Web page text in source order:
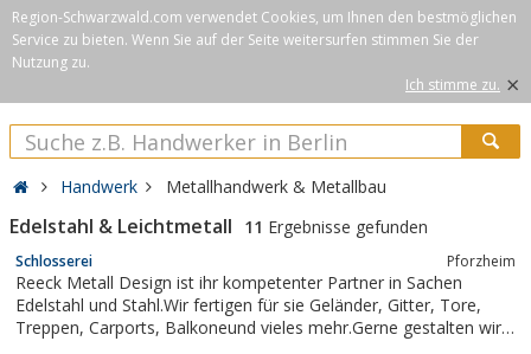
Region-Schwarzwald.com verwendet Cookies, um Ihnen den bestmöglichen
Service zu bieten. Wenn Sie auf der Seite weitersurfen stimmen Sie der
Nutzung zu.
Ich stimme zu. ×
Handwerk Metallhandwerk & Metallbau
Edelstahl & Leichtmetall 11 Ergebnisse gefunden
Schlosserei Pforzheim
Reeck Metall Design ist ihr kompetenter Partner in Sachen
Edelstahl und Stahl.Wir fertigen für sie Geländer, Gitter, Tore,
Treppen, Carports, Balkoneund vieles mehr.Gerne gestalten wir